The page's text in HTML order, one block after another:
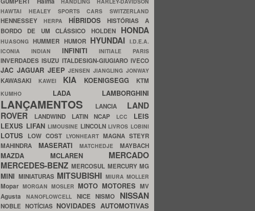
HAWTAI HEALEY SPORTS CARS SWITZERLAND
HENNESSEY HERPA HÍBRIDOSHISTÓRIAS A
BORDO DE UM CLÁSSICO HOLDEN HONDA
HUASONGHUMMER HUMOR HYUNDAI I.D.E.A.
ICONIA INDIAN INFINITIINITIALE PARIS
INVERDADESISUZU ITALDESIGN-GIUGIAROIVECO
JAC JAGUAR JEEPJENSENJIANGLINGJONWAY
KAWASAKI KAWEI KIA KOENIGSEGG KTM
KUMHO LADA LAMBORGHINI
LANÇAMENTOS LANCIA LAND
ROVER
LANDWIND LATIN NCAP LCC LEIS
LEXUS LIFAN LIMOUSINE LINCOLN LIVROS LOBINI
LOTUS LOW COST LYONHEART MAGNA STEYR
MAHINDRA MASERATIMATCHEDJEMAYBACH
MAZDA MCLAREN MERCADO
MERCEDES-BENZMERCOSUL MERCURYMG
MINI MINIATURAS MITSUBISHI MIURA MOLLER
Mopar MORGAN MOSLER MOTO MOTORES MV
Agusta NANOFLOWCELL NICENISMO NISSAN
NOBLE NOTÍCIAS NOVIDADES AUTOMOTIVAS